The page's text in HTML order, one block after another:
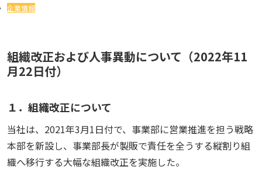
企業情報
組織改正および人事異動について（2022年11
月22日付）
１．組織改正について
当社は、2021年3月1日付で、事業部に営業推進を担う戦略
本部を新設し、事業部長が製販で責任を全うする縦割り組
織へ移行する大幅な組織改正を実施した。